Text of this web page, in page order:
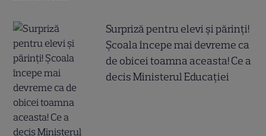
Surpriză pentru elevi și părinți!
Școala începe mai devreme ca
de obicei toamna aceasta! Ce a
decis Ministerul Educației